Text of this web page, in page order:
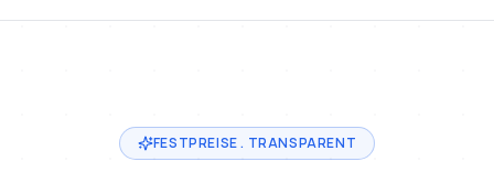
FESTPREISE . TRANSPARENT